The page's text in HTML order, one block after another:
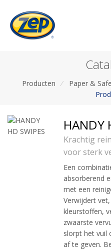
Producten / Paper &
HANDY
Krachtig
voor sterk
Een
absorberend
met een
Verwijdert
kleurstoffen,
zwaarste
slorpt het vuil
af te geven.